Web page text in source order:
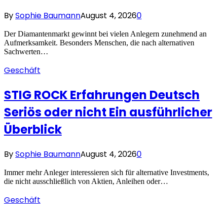
BySophie BaumannAugust 4, 20260
Der Diamantenmarkt gewinnt bei vielen Anlegern zunehmend an
Aufmerksamkeit. Besonders Menschen, die nach alternativen
Sachwerten…
Geschäft
STIG ROCK Erfahrungen Deutsch
Seriös oder nicht Ein ausführlicher
Überblick
BySophie BaumannAugust 4, 20260
Immer mehr Anleger interessieren sich für alternative Investments,
die nicht ausschließlich von Aktien, Anleihen oder…
Geschäft